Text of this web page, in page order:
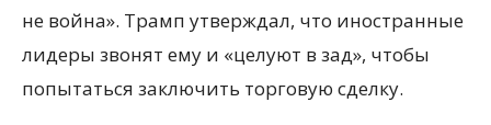
не война». Трамп утверждал, что иностранные
лидеры звонят ему и «целуют в зад», чтобы
попытаться заключить торговую сделку.